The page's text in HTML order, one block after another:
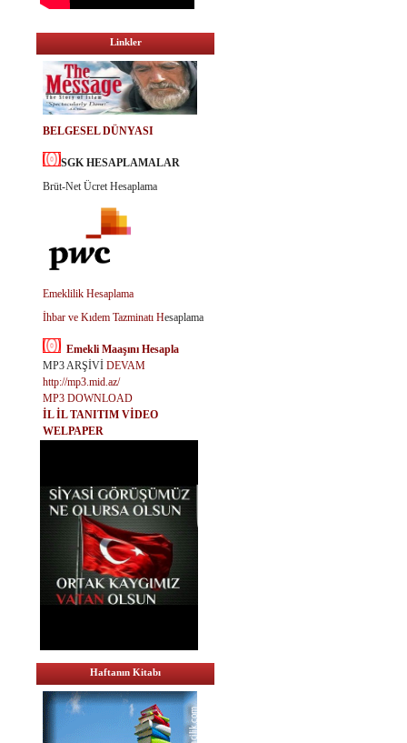
Linkler
BELGESEL DÜNYASI
SGK HESAPLAMALAR
Brüt-Net Ücret Hesaplama
Emeklilik Hesaplama
İhbar ve Kıdem Tazminatı Hesaplama
Emekli Maaşını Hesapla
MP3 ARŞİVİ DEVAM
http://mp3.mid.az/
MP3 DOWNLOAD
İL İL TANITIM VİDEO
WELPAPER
Haftanın Kitabı